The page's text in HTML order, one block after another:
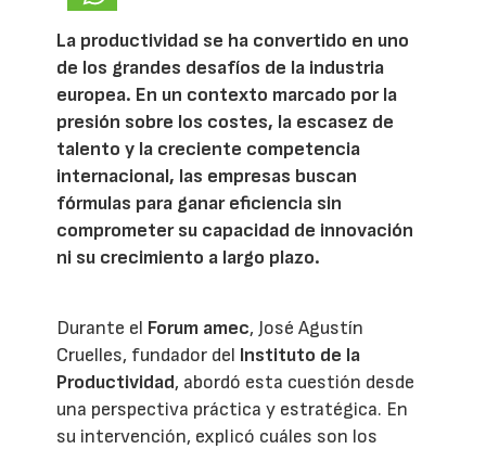
La productividad se ha convertido en uno
de los grandes desafíos de la industria
europea. En un contexto marcado por la
presión sobre los costes, la escasez de
talento y la creciente competencia
internacional, las empresas buscan
fórmulas para ganar eficiencia sin
comprometer su capacidad de innovación
ni su crecimiento a largo plazo.
Durante el Forum amec, José Agustín
Cruelles, fundador del Instituto de la
Productividad, abordó esta cuestión desde
una perspectiva práctica y estratégica. En
su intervención, explicó cuáles son los